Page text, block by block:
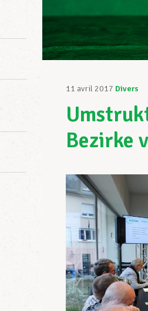
11 avril 2017 Divers
Bezirke